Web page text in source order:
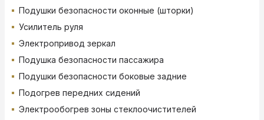
Подушки безопасности оконные (шторки)
Усилитель руля
Электропривод зеркал
Подушка безопасности пассажира
Подушки безопасности боковые задние
Подогрев передних сидений
Электрообогрев зоны стеклоочистителей